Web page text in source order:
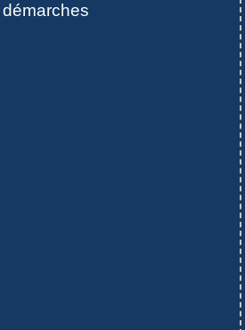
démarches